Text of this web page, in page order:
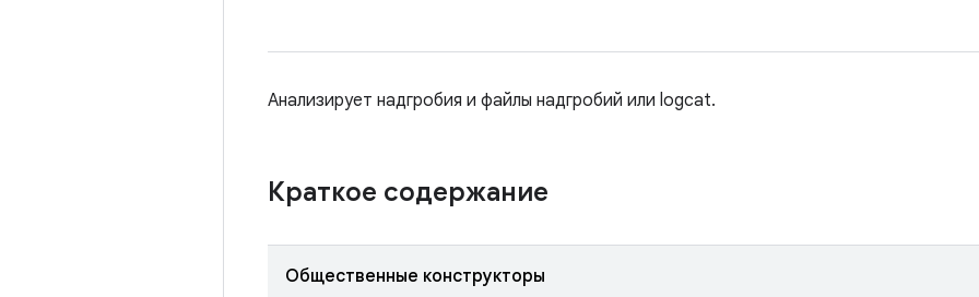
Анализирует надгробия и файлы надгробий или logcat.
Краткое содержание
Общественные конструкторы